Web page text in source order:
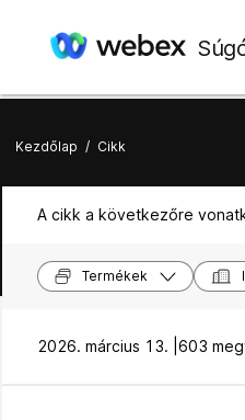
Kezdőlap / Cikk
A cikk a következőre
Termékek
2026. március 13. | 603